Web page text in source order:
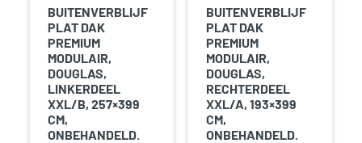
BUITENVERBLIJF
PLAT DAK
PREMIUM
MODULAIR,
DOUGLAS,
LINKERDEEL
XXL/B, 257×399
CM,
ONBEHANDELD.
BUITENVERBLIJF
PLAT DAK
PREMIUM
MODULAIR,
DOUGLAS,
RECHTERDEEL
XXL/A, 193×399
CM,
ONBEHANDELD.